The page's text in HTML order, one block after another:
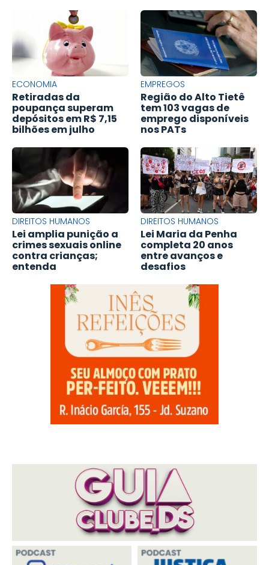
ECONOMIA
Retiradas da
poupança superam
depósitos em R$ 7,15
bilhões em julho
EMPREGOS
Região do Alto Tietê
tem 103 vagas de
emprego disponíveis
nos PATs
DIREITOS HUMANOS
Lei amplia punição a
crimes sexuais online
contra crianças;
entenda
DIREITOS HUMANOS
Lei Maria da Penha
completa 20 anos
entre avanços e
desafios